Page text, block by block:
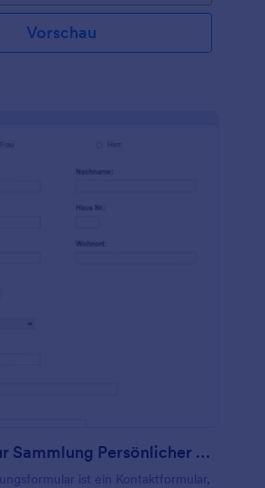
Vorschau
Formular Zur Sammlung Persönlicher Daten
ist ein Kontaktformular,